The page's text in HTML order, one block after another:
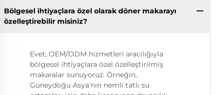
Bölgesel ihtiyaçlara özel olarak döner makarayı
özelleştirebilir misiniz?
Evet, OEM/ODM hizmetleri aracılığıyla
bölgesel ihtiyaçlara özel özelleştirilmiş
makaralar sunuyoruz. Örneğin,
Güneydoğu Asya'nın nemli tatlı su